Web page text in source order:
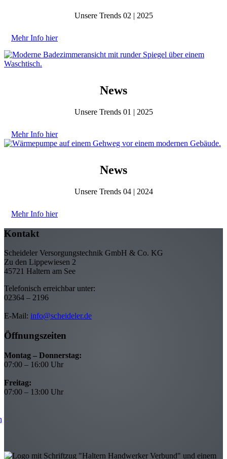
Unsere Trends 02 | 2025
Mehr Info hier
News
Unsere Trends 01 | 2025
Mehr Info hier
News
Unsere Trends 04 | 2024
Mehr Info hier
Kontakt
Scheideler Versorgungstechnik GmbH & Co. KG
Zu den Lippewiesen 2
45721 Haltern am See
Telefonisch erreichbar unter:
02364 – 2196
E-Mail: info@scheideler.de
Öffnungszeiten
Montag – Donnerstag:
07:00 – 16:00 Uhr
Freitag:
07:00 – 13:00 Uhr